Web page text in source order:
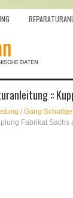
::
/ Gang
Fabrikat Sachs